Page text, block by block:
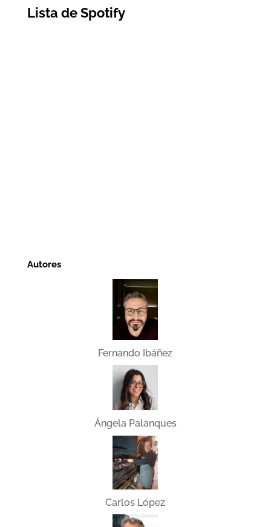
Lista de Spotify
Autores
Fernando Ibáñez
Ángela Palanques
Carlos López